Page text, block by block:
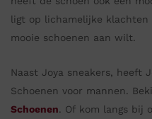
ligt op lichamelijke
mooie schoenen aan wilt.
Naast Joya sneakers, heeft
Schoenen voor mannen.
Schoenen. Of kom langs bij